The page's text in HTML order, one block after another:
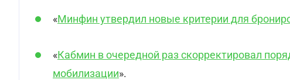
«Минфин утвердил новые критерии для
«Кабмин в очередной раз скорректировал
мобилизации».